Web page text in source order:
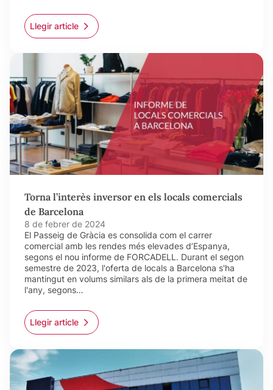
Llegir article
Torna l’interès inversor en els locals comercials
de Barcelona
8 de febrer de 2024
El Passeig de Gràcia es consolida com el carrer
comercial amb les rendes més elevades d’Espanya,
segons el nou informe de FORCADELL. Durant el segon
semestre de 2023, l'oferta de locals a Barcelona s'ha
mantingut en volums similars als de la primera meitat de
l'any, segons…
Llegir article